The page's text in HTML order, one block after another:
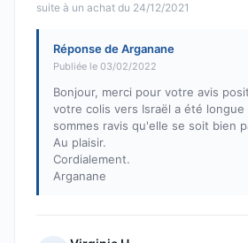
suite à un achat du 24/12/2021
Réponse de Arganane
Publiée le 03/02/2022
Bonjour, merci pour votre avis
votre colis vers Israël a été longue
sommes ravis qu'elle se soit bien
Au plaisir.
Cordialement.
Arganane